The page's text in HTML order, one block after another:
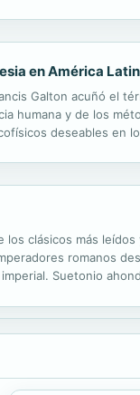
en América
Galton acuñó el
humana y de los
deseables en
clásicos más
romanos
Suetonio